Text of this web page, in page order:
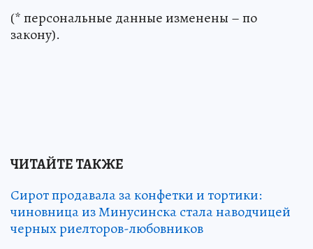
(* персональные данные изменены – по
закону).
ЧИТАЙТЕ ТАКЖЕ
Сирот продавала за конфетки и тортики:
чиновница из Минусинска стала наводчицей
черных риелторов-любовников